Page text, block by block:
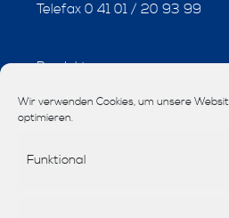
Wir verwenden Cookies, um unsere
optimieren.
Funktional
Telefax 0 41 01 / 20 93 99
Produkte
Interior-Design
Tapeten